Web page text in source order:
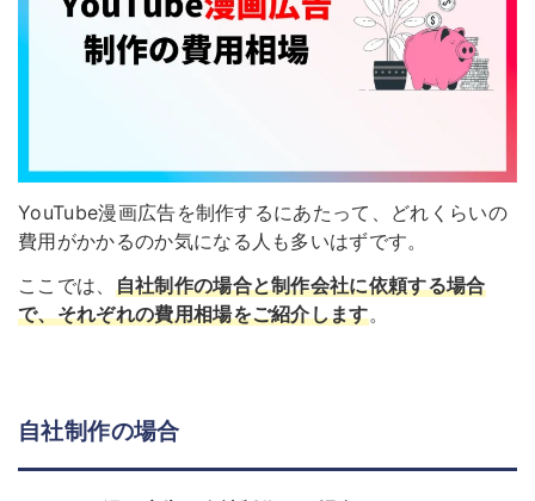
YouTube漫画広告を制作するにあたって、どれくらいの
費用がかかるのか気になる人も多いはずです。
ここでは、 自社制作の場合と制作会社に依頼する場合
で、それぞれの費用相場をご紹介します。
自社制作の場合